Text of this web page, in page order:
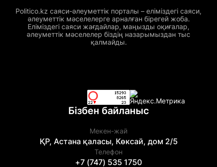
Politico.kz саяси-әлеуметтік порталы – еліміздегі саяси,
әлеуметтік мәселелерге арналған бірегей жоба.
Еліміздегі саяси жағдайлар, маңызды оқиғалар,
әлеуметтік мәселелер біздің назарымыздан тыс
қалмайды.
Бізбен байланыс
Мекен-жай
ҚР, Астана қаласы, Көксай, дом 2/5
Телефон
+7 (747) 535 1750